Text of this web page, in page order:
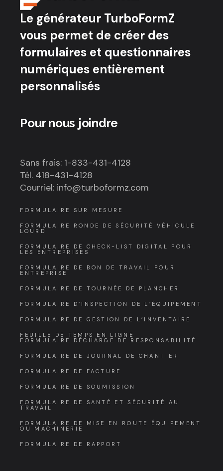
Le générateur TurboFormZ
vous permet de créer des
formulaires et questionnaires
numériques entièrement
personnalisés
Pour nous joindre
Sans frais: 1-833-431-4128
Tél. 418-431-4128
Courriel: info@turboformz.com
FORMULAIRE SUR MESURE
FORMULAIRE RONDE DE SÉCURITÉ VÉHICULE
LOURD
FORMULAIRE DE CHECK-LIST DIGITAL POUR
LES ENTREPRISES
FORMULAIRE DE BON DE TRAVAIL POUR
ENTREPRISE
FORMULAIRE DE TOURNÉE DE PLANCHER
FORMULAIRE D’INSPECTION DE L’ÉQUIPEMENT
FORMULAIRE DE GESTION DE L’INVENTAIRE
FEUILLE DE TEMPS EN LIGNE
FORMULAIRE DÉCHARGE DE RESPONSABILITÉ
FORMULAIRE DE JOURNAL DE CHANTIER
FORMULAIRE DE FACTURE
FORMULAIRE DE SOUMISSION
FORMULAIRE DE SANTÉ ET SÉCURITÉ AU
TRAVAIL
FORMULAIRE DE MISE EN ROUTE ÉQUIPEMENT
OU MACHINERIE
FORMULAIRE DE RAPPORT